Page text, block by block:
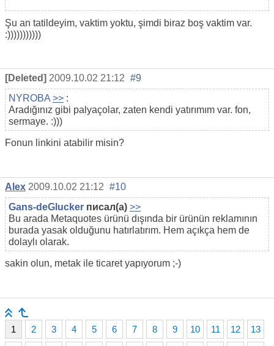
Şu an tatildeyim, vaktim yoktu, şimdi biraz boş vaktim var.
:)))))))))))
[Deleted] 2009.10.02 21:12 #9
NYROBA >> :
Aradığınız gibi palyaçolar, zaten kendi yatırımım var. fon,
sermaye. :)))
Fonun linkini atabilir misin?
Alex 2009.10.02 21:12 #10
Gans-deGlucker писал(а) >>
Bu arada Metaquotes ürünü dışında bir ürünün reklamının
burada yasak olduğunu hatırlatırım. Hem açıkça hem de
dolaylı olarak.
sakin olun, metak ile ticaret yapıyorum ;-)
1 2 3 4 5 6 7 8 9 10 11 12 13